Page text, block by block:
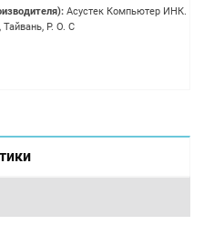
Асустек Компьютер ИНК.
Р. О. С